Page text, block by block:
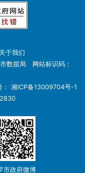
关于我们
数据局 网站标识码：
： 湘ICP备13009704号-1
市政府微博